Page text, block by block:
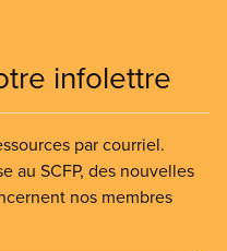
infolettre
par courriel.
au SCFP, des nouvelles
nos membres